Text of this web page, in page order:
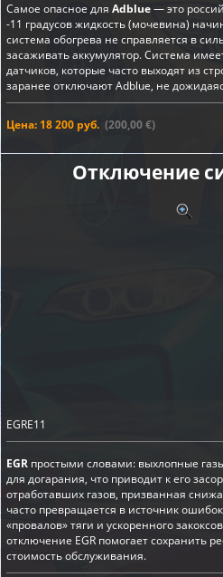
Самое опасное для Adblue— это
-11 градусов жидкость (мочевина)
система обогрева не справляется в
засаживать аккумулятор. Система
датчиков, которые часто выходят из
заранее отключают Adblue, не
Цена: 18 200 руб. (200,00 €)
Отключение
EGRE11
EGR простыми словами: выхлопные
для догарания, что приводит к его
отработавших газов, призванная
часто превращается в источник
«провалов» тяги и ускоренного
отключение EGR помогает сохранить
стоимость обслуживания.